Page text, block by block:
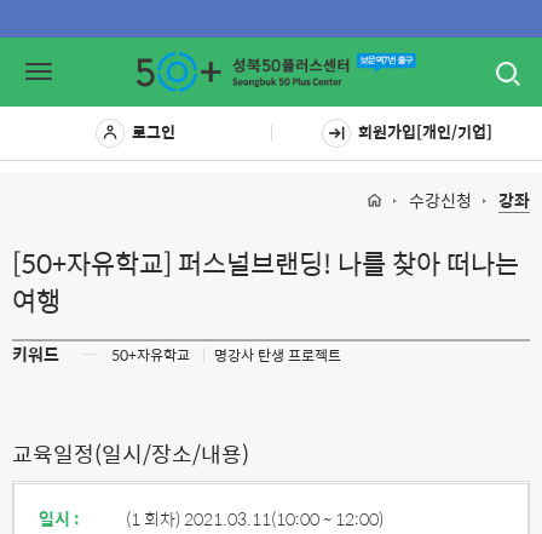
Toggle
로그인 회원가입[개인/기업]
수강신청 강좌
[50+자유학교] 퍼스널브랜딩! 나를 찾아 떠나는
여행
키워드 ㅡ 50+자유학교 명강사 탄생 프로젝트
교육일정(일시/장소/내용)
일시 : (1 회차) 2021.03.11(10:00 ~ 12:00)